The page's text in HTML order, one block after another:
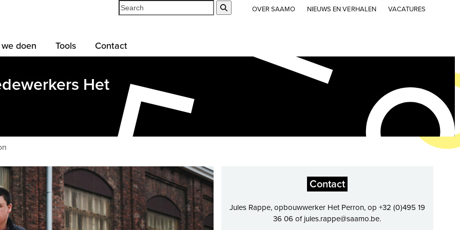
OVER SAAMO NIEUWS EN VERHALEN VACATURES
Search
doen Tools Contact
Het
Contact
Jules Rappe, opbouwwerker Het Perron, op +32 (0)495 19
36 06 of jules.rappe@saamo.be.